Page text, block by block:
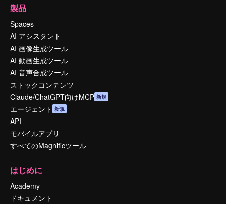
製品
Spaces
AI アシスタント
AI 画像生成ツール
AI 動画生成ツール
AI 音声合成ツール
ストックコンテンツ
Claude/ChatGPT向けMCP 新規
エージェント 新規
API
モバイルアプリ
すべてのMagnificツール
はじめに
Academy
ドキュメント